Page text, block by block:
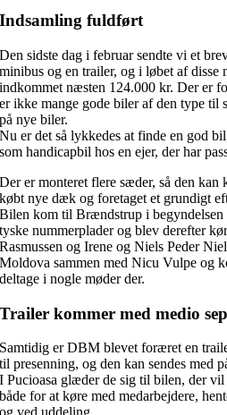
Indsamling fuldført
Den sidste dag i februar sendte vi et
minibus og en trailer, og i løbet af disse
indkommet næsten 124.000 kr. Der er
er ikke mange gode biler af den type til
på nye biler.
Nu er det så lykkedes at finde en god
som handicapbil hos en ejer, der har
Der er monteret flere sæder, så den kan
købt nye dæk og foretaget et grundigt
Bilen kom til Brændstrup i begyndelsen
tyske nummerplader og blev derefter
Rasmussen og Irene og Niels Peder
Moldova sammen med Nicu Vulpe og
deltage i nogle møder der.
Trailer kommer med medio
Samtidig er DBM blevet foræret en
til presenning, og den kan sendes med
I Pucioasa glæder de sig til bilen, der
både for at køre med medarbejdere,